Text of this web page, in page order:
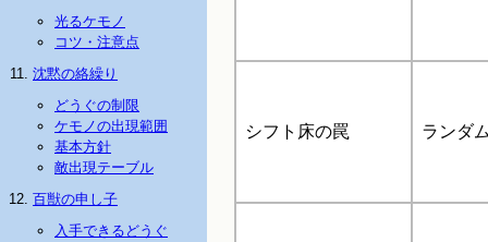
光るケモノ
コツ・注意点
沈黙の絡繰り
どうぐの制限
ケモノの出現範囲
基本方針
敵出現テーブル
百獣の申し子
入手できるどうぐ
シフト床の罠 ランダ